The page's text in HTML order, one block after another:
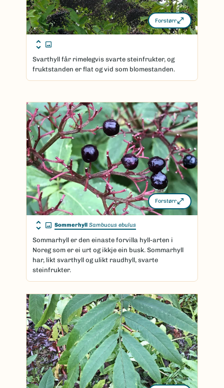
Forstørr
Svarthyll får rimelegvis svarte steinfrukter, og
fruktstanden er flat og vid som blomestanden.
Forstørr
Sommerhyll Sambucus ebulus
Sommarhyll er den einaste forvilla hyll-arten i
Noreg som er ei urt og ikkje ein busk. Sommarhyll
har, likt svarthyll og ulikt raudhyll, svarte
steinfrukter.